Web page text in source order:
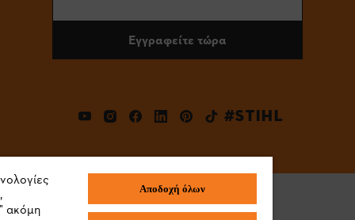
Εγγραφείτε τώρα
#STIHL
ακόμη
Αποδοχή όλων